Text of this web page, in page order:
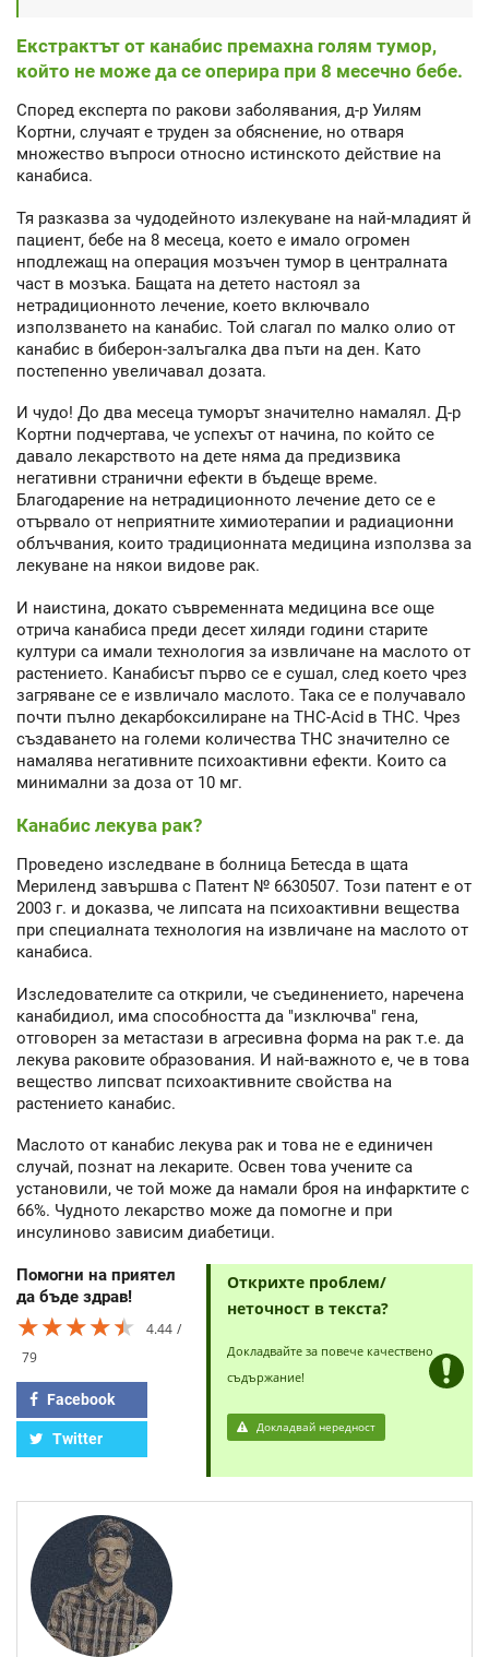
Екстрактът от канабис премахна голям тумор,
който не може да се оперира при 8 месечно бебе.
Според експерта по ракови заболявания, д-р Уилям
Кортни, случаят е труден за обяснение, но отваря
множество въпроси относно истинското действие на
канабиса.
Тя разказва за чудодейното излекуване на най-младият й
пациент, бебе на 8 месеца, което е имало огромен
нподлежащ на операция мозъчен тумор в централната
част в мозъка. Бащата на детето настоял за
нетрадиционното лечение, което включвало
използването на канабис. Той слагал по малко олио от
канабис в биберон-залъгалка два пъти на ден. Като
постепенно увеличавал дозата.
И чудо! До два месеца туморът значително намалял. Д-р
Кортни подчертава, че успехът от начина, по който се
давало лекарството на дете няма да предизвика
негативни странични ефекти в бъдеще време.
Благодарение на нетрадиционното лечение дето се е
отървало от неприятните химиотерапии и радиационни
облъчвания, които традиционната медицина използва за
лекуване на някои видове рак.
И наистина, докато съвременната медицина все още
отрича канабиса преди десет хиляди години старите
култури са имали технология за извличане на маслото от
растението. Канабисът първо се е сушал, след което чрез
загряване се е извличало маслото. Така се е получавало
почти пълно декарбоксилиране на THC-Acid в THC. Чрез
създаването на големи количества THC значително се
намалява негативните психоактивни ефекти. Които са
минимални за доза от 10 мг.
Канабис лекува рак?
Проведено изследване в болница Бетесда в щата
Мериленд завършва с Патент № 6630507. Този патент е от
2003 г. и доказва, че липсата на психоактивни вещества
при специалната технология на извличане на маслото от
канабиса.
Изследователите са открили, че съединението, наречена
канабидиол, има способността да "изключва" гена,
отговорен за метастази в агресивна форма на рак т.е. да
лекува раковите образования. И най-важното е, че в това
вещество липсват психоактивните свойства на
растението канабис.
Маслото от канабис лекува рак и това не е единичен
случай, познат на лекарите. Освен това учените са
установили, че той може да намали броя на инфарктите с
66%. Чудното лекарство може да помогне и при
инсулиново зависим диабетици.
Помогни на приятел
да бъде здрав!
★★★★★
★★★★★
★★★★★
4.44
79
Facebook
Twitter
Открихте проблем/
неточност в текста?
Докладвайте за повече качествено
съдържание!
Докладвай нередност